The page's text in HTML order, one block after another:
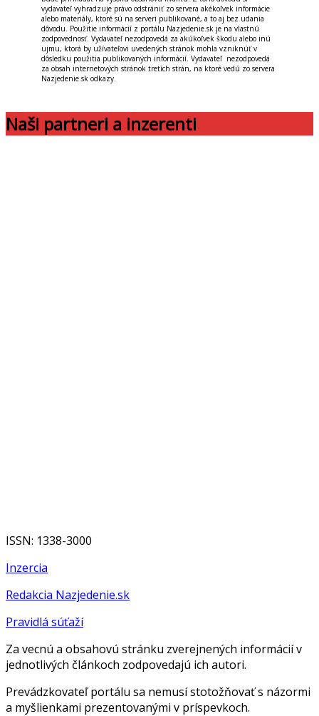
vydavateľ vyhradzuje právo odstrániť zo servera akékoľvek informácie
alebo materiály, ktoré sú na serveri publikované, a to aj bez udania
dôvodu. Použitie informácií z portálu Nazjedenie.sk je na vlastnú
zodpovednosť. Vydavateľ nezodpovedá za akúkoľvek škodu alebo inú
ujmu, ktorá by užívateľovi uvedených stránok mohla vzniknúť v
dôsledku použitia publikovaných informácií. Vydavateľ nezodpovedá
za obsah internetových stránok tretích strán, na ktoré vedú zo servera
Nazjedenie.sk odkazy.
Naši partneri a inzerenti
ISSN: 1338-3000
Inzercia
Redakcia Nazjedenie.sk
Pravidlá súťaží
Za vecnú a obsahovú stránku zverejnených informácií v
jednotlivých článkoch zodpovedajú ich autori.
Prevádzkovateľ portálu sa nemusí stotožňovať s názormi
a myšlienkami prezentovanými v príspevkoch.